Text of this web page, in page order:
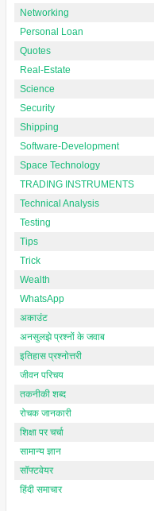
Networking
Personal Loan
Quotes
Real-Estate
Science
Security
Shipping
Software-Development
Space Technology
TRADING INSTRUMENTS
Technical Analysis
Testing
Tips
Trick
Wealth
WhatsApp
अकाउंट
अनसुलझे प्रश्नों के जवाब
इतिहास प्रश्नोत्तरी
जीवन परिचय
तकनीकी शब्द
रोचक जानकारी
शिक्षा पर चर्चा
सामान्य ज्ञान
सॉफ्टवेयर
हिंदी समाचार